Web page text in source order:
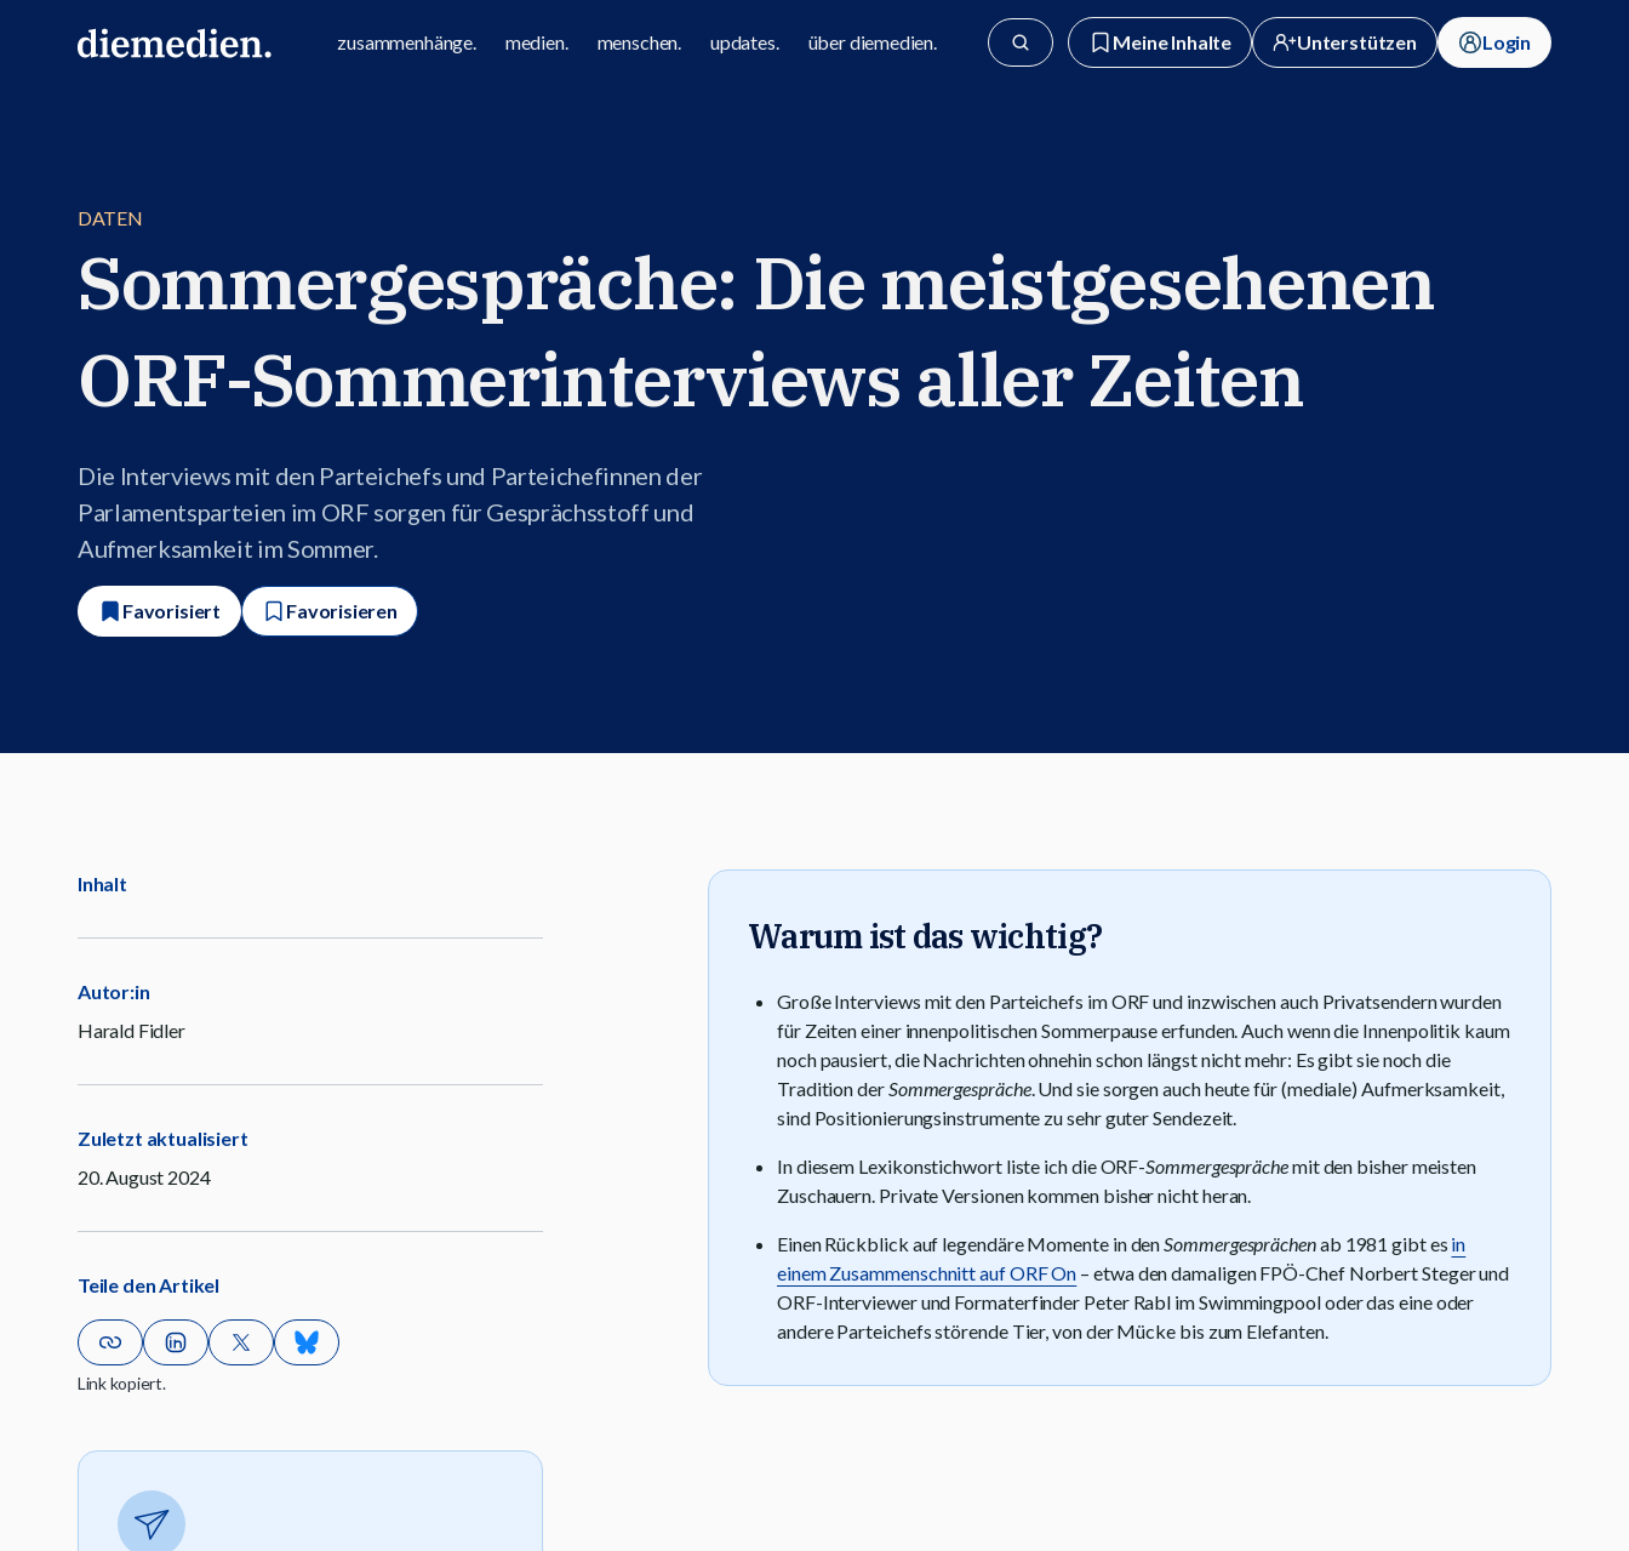
zusammenhänge. medien. menschen. updates. über diemedien. Meine Inhalte Unterstützen Login
DATEN
Sommergespräche: Die meistgesehenen
ORF-Sommerinterviews aller Zeiten
Die Interviews mit den Parteichefs und Parteichefinnen der
Parlamentsparteien im ORF sorgen für Gesprächsstoff und
Aufmerksamkeit im Sommer.
Favorisiert Favorisieren
Inhalt
Autor:in
Harald Fidler
Zuletzt aktualisiert
20. August 2024
Teile den Artikel
Link kopiert.
Warum ist das wichtig?
Große Interviews mit den Parteichefs im ORF und inzwischen auch Privatsendern wurden
für Zeiten einer innenpolitischen Sommerpause erfunden. Auch wenn die Innenpolitik kaum
noch pausiert, die Nachrichten ohnehin schon längst nicht mehr: Es gibt sie noch die
Tradition derSommergespräche. Und sie sorgen auch heute für (mediale) Aufmerksamkeit,
sind Positionierungsinstrumente zu sehr guter Sendezeit.
In diesem Lexikonstichwort liste ich die ORF-Sommergesprächemit den bisher meisten
Zuschauern. Private Versionen kommen bisher nicht heran.
Einen Rückblick auf legendäre Momente in denSommergesprächenab 1981 gibt es in
einem Zusammenschnitt auf ORF On – etwa den damaligen FPÖ-Chef Norbert Steger und
ORF-Interviewer und Formaterfinder Peter Rabl im Swimmingpool oder das eine oder
andere Parteichefs störende Tier, von der Mücke bis zum Elefanten.